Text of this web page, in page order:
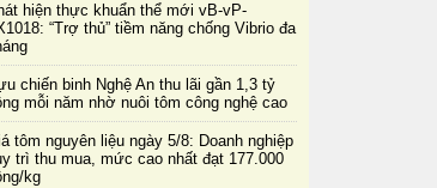
hiện thực khuẩn thể mới vB-vP-
“Trợ thủ” tiềm năng chống Vibrio đa
chiến binh Nghệ An thu lãi gần 1,3 tỷ
mỗi năm nhờ nuôi tôm công nghệ cao
tôm nguyên liệu ngày 5/8: Doanh nghiệp
trì thu mua, mức cao nhất đạt 177.000
kg